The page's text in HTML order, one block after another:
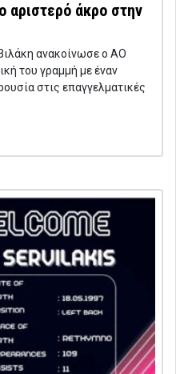
αριστερό άκρο στην
ανακοίνωσε ο ΑΟ
του γραμμή με έναν
στις επαγγελματικές